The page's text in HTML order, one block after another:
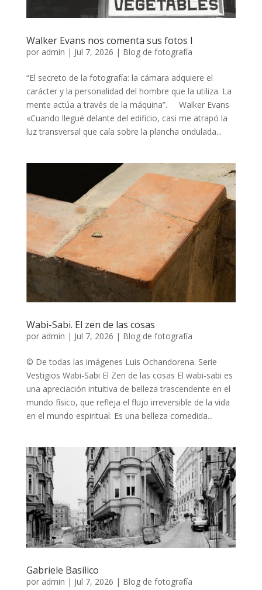
Walker Evans nos comenta sus fotos I
por admin | Jul 7, 2026 | Blog de fotografía
“El secreto de la fotografía: la cámara adquiere el
carácter y la personalidad del hombre que la utiliza. La
mente actúa a través de la máquina”. Walker Evans
«Cuando llegué delante del edificio, casi me atrapó la
luz transversal que caía sobre la plancha ondulada...
Wabi-Sabi. El zen de las cosas
por admin | Jul 7, 2026 | Blog de fotografía
© De todas las imágenes Luis Ochandorena. Serie
Vestigios Wabi-Sabi El Zen de las cosas El wabi-sabi es
una apreciación intuitiva de belleza trascendente en el
mundo físico, que refleja el flujo irreversible de la vida
en el mundo espiritual. Es una belleza comedida...
Gabriele Basílico
por admin | Jul 7, 2026 | Blog de fotografía